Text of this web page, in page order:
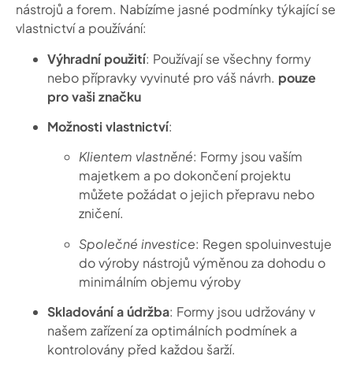
nástrojů a forem. Nabízíme jasné podmínky týkající se
vlastnictví a používání:
Výhradní použití: Používají se všechny formy
nebo přípravky vyvinuté pro váš návrh. pouze
pro vaši značku
Možnosti vlastnictví:
Klientem vlastněné: Formy jsou vaším
majetkem a po dokončení projektu
můžete požádat o jejich přepravu nebo
zničení.
Společné investice: Regen spoluinvestuje
do výroby nástrojů výměnou za dohodu o
minimálním objemu výroby
Skladování a údržba: Formy jsou udržovány v
našem zařízení za optimálních podmínek a
kontrolovány před každou šarží.